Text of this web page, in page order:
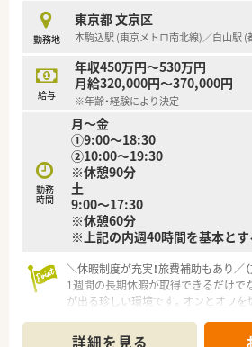
【勤務実態について】
■火曜日と日曜日、祝日が定休日とし
休みと週末の休みを組み合わせた規則
■年間休日は120日以上確保されてい
ンオフを切り替えてリフレッシュし
す。
【想定される業務内容】
■大学病院から発行される多科目の処
査、患者様への丁寧な服薬指導がメイ
■この店舗ならではの業務として煎じ
では経験できない専門的なスキルを習
■患者様の健康状態を把握するための
ける薬剤管理指導など、地域医療に貢
す。
勤務地
東京都 文京区
本駒込駅 (東京メトロ南北線)／白山駅 (
給与
年収450万円～530万円
月給320,000円～370,000円
※年齢・経験により決定
勤務
時間
月～金
①9:00～18:30
②10:00～19:30
※休憩90分
土
9:00～17:30
※休憩60分
※上記の内週40時間を基本と
＼休暇制度が充実！旅費補助もあり／
1週間の長期休暇が取得できるだけで
が出る珍しい環境です。オンとオフを
＊------------------------------------------＊
詳細を見る